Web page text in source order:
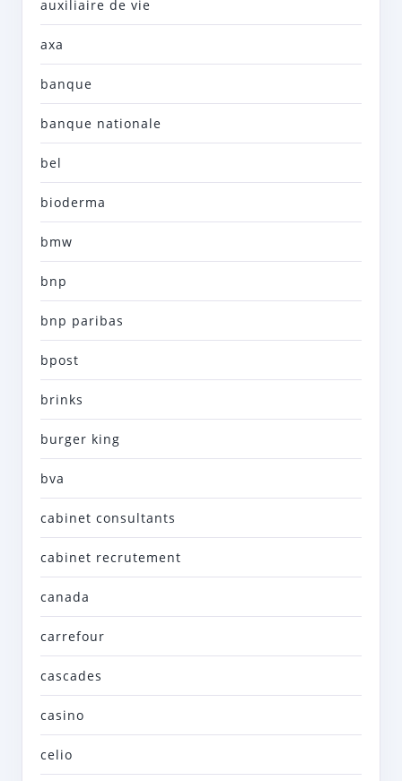
auxiliaire de vie
axa
banque
banque nationale
bel
bioderma
bmw
bnp
bnp paribas
bpost
brinks
burger king
bva
cabinet consultants
cabinet recrutement
canada
carrefour
cascades
casino
celio